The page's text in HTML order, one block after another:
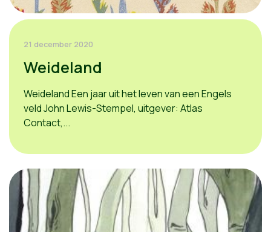
21 december 2020
Weideland
Weideland Een jaar uit het leven van een Engels
veld John Lewis-Stempel, uitgever: Atlas
Contact,...